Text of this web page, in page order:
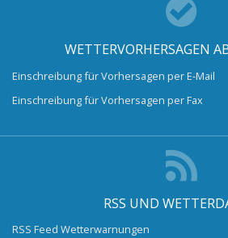
WETTERVORHERSAGEN
Einschreibung für Vorhersagen per E-Mail
Einschreibung für Vorhersagen per Fax
RSS UND
RSS Feed Wetterwarnungen